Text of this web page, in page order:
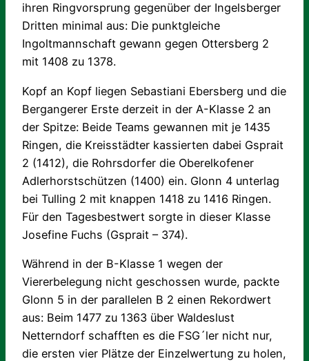
ihren Ringvorsprung gegenüber der Ingelsberger
Dritten minimal aus: Die punktgleiche
Ingoltmannschaft gewann gegen Ottersberg 2
mit 1408 zu 1378.
Kopf an Kopf liegen Sebastiani Ebersberg und die
Bergangerer Erste derzeit in der A-Klasse 2 an
der Spitze: Beide Teams gewannen mit je 1435
Ringen, die Kreisstädter kassierten dabei Gsprait
2 (1412), die Rohrsdorfer die Oberelkofener
Adlerhorstschützen (1400) ein. Glonn 4 unterlag
bei Tulling 2 mit knappen 1418 zu 1416 Ringen.
Für den Tagesbestwert sorgte in dieser Klasse
Josefine Fuchs (Gsprait – 374).
Während in der B-Klasse 1 wegen der
Viererbelegung nicht geschossen wurde, packte
Glonn 5 in der parallelen B 2 einen Rekordwert
aus: Beim 1477 zu 1363 über Waldeslust
Netterndorf schafften es die FSG´ler nicht nur,
die ersten vier Plätze der Einzelwertung zu holen,